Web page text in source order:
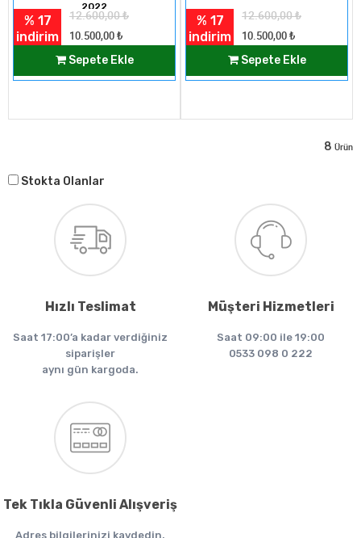
2022
% 17
indirim
12.600,00₺
10.500,00 ₺
Sepete Ekle
% 17
indirim
12.600,00₺
10.500,00 ₺
Sepete Ekle
8 Ürün
Stokta Olanlar
Hızlı Teslimat
Saat 17:00’a kadar verdiğiniz
siparişler
aynı gün kargoda.
Müşteri Hizmetleri
Saat 09:00 ile 19:00
0533 098 0 222
Tek Tıkla Güvenli Alışveriş
Adres bilgilerinizi kaydedin.